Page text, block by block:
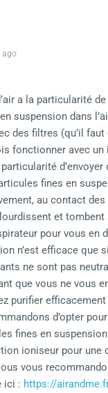
ago
a la particularité
suspension dans
des filtres (qu’il faut
fonctionner avec un
d’envoyer
fines en
au contact
et
pour vous en
n’est efficace que
ne sont pas
que vous ne vous
purifier
d’opter
fines en suspension
ioniseur pour une
vous
ici : https://